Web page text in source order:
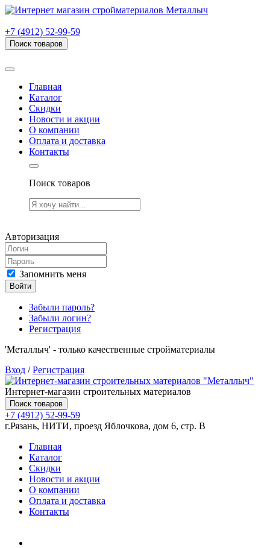
+7 (4912) 52-99-59
Поиск товаров
Главная
Каталог
Скидки
Новости и акции
О компании
Оплата и доставка
Контакты
Поиск товаров
Авторизация
Запомнить меня
Войти
Забыли пароль?
Забыли логин?
Регистрация
'Металлыч' - только качественные стройматериалы
Вход /Регистрация
Интернет-магазин строительных материалов
Поиск товаров
+7 (4912) 52-99-59
г.Рязань, НИТИ, проезд Яблочкова, дом 6, стр. В
Главная
Каталог
Скидки
Новости и акции
О компании
Оплата и доставка
Контакты